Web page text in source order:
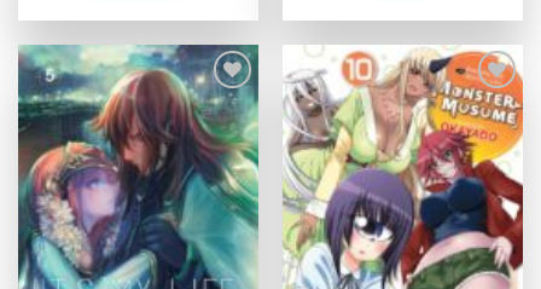
Ajouter
à la
wishlist
Ajouter
à la
wishlist